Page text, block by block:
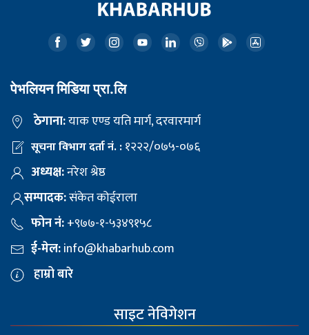
पेभलियन मिडिया प्रा.लि
ठेगाना:याक एण्ड यति मार्ग, दरवारमार्ग
सूचना विभाग दर्ता नं. :१२२२/०७५-०७६
अध्यक्ष:नरेश श्रेष्ठ
सम्पादक:संकेत कोईराला
फोन नं:+९७७-१-५३४९१५८
ई-मेल:info@khabarhub.com
हाम्रो बारे
साइट नेविगेशन